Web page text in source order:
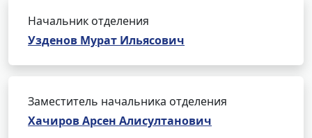
Начальник отделения
Узденов Мурат Ильясович
Заместитель начальника отделения
Хачиров Арсен Алисултанович